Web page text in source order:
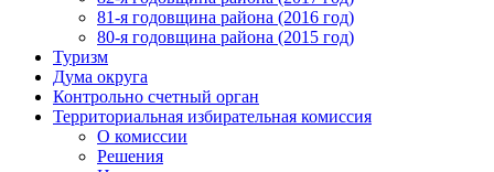
81-я годовщина района (2016 год)
80-я годовщина района (2015 год)
Туризм
Дума округа
Контрольно счетный орган
Территориальная избирательная комиссия
О комиссии
Решения